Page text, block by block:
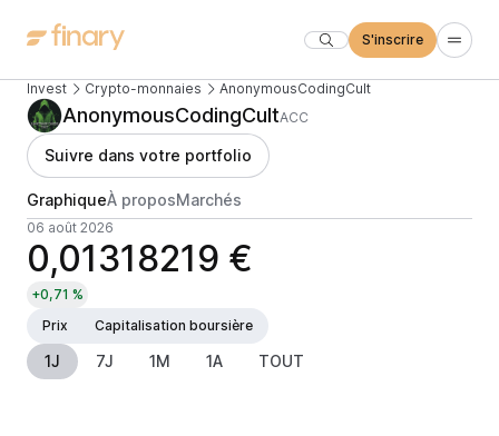
S'inscrire
Invest Crypto-monnaies AnonymousCodingCult
AnonymousCodingCultACC
Suivre dans votre portfolio
GraphiqueÀ proposMarchés
06 août 2026
0,01318219 €
+0,71 %
Prix
Capitalisation boursière
1J 7J 1M 1A TOUT